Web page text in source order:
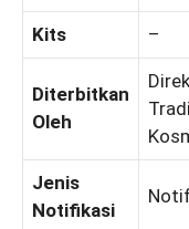
Kits –
Diterbitkan
Oleh
Jenis
Notifikasi